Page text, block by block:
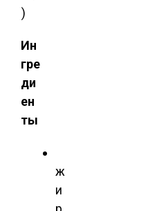
Ин
гре
ди
ен
ты
ж
и